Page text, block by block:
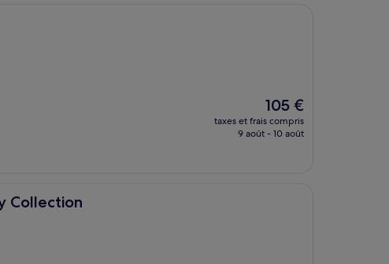
Le
nouveau
prix
105 €
taxes et frais compris
9 août - 10 août
Collection